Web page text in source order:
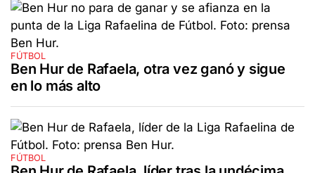
FÚTBOL
Ben Hur de Rafaela, otra vez ganó y sigue
en lo más alto
FÚTBOL